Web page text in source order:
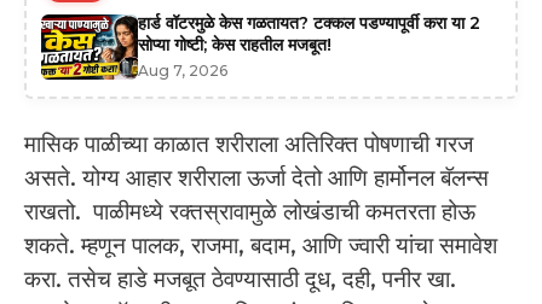
हार्ड वॉटरमुळे केस गळतायत? टक्कल पडण्यापूर्वी करा या 2
सोप्या गोष्टी; केस राहतील मजबूत!
Aug 7, 2026
मासिक पाळीच्या काळात शरीराला अतिरिक्त पोषणाची गरज
असते. योग्य आहार शरीराला ऊर्जा देतो आणि हार्मोनल बॅलन्स
राखतो. पाळीमध्ये रक्तस्रावामुळे लोखंडाची कमतरता होऊ
शकते. म्हणून पालक, राजमा, बदाम, आणि ज्वारी यांचा समावेश
करा. तसेच हाडे मजबूत ठेवण्यासाठी दूध, दही, पनीर खा.